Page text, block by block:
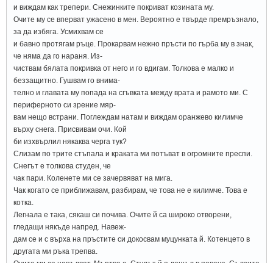
и виждам как трепери. Снежинките покриват козината му.
Очите му се вперват ужасено в мен. Вероятно е твърде премръзнало,
за да избяга. Усмихвам се
и бавно протягам ръце. Прокарвам нежно пръсти по гърба му в знак,
че няма да го нараня. Из-
чиствам бялата покривка от него и го вдигам. Толкова е малко и
беззащитно. Гушвам го внима-
телно и главата му попада на сгъвката между врата и рамото ми. С
периферното си зрение мяр-
вам нещо встрани. Поглеждам натам и виждам оранжево килимче
върху снега. Присвивам очи. Кой
би изхвърлил някаква черга тук?
Слизам по трите стъпала и краката ми потъват в огромните преспи.
Снегът е толкова студен, че
чак пари. Коленете ми се зачервяват на мига.
Чак когато се приближавам, разбирам, че това не е килимче. Това е
котка.
Легнала е така, сякаш си почива. Очите й са широко отворени,
гледащи някъде напред. Навеж-
дам се и с върха на пръстите си докосвам муцунката й. Котенцето в
другата ми ръка трепва.